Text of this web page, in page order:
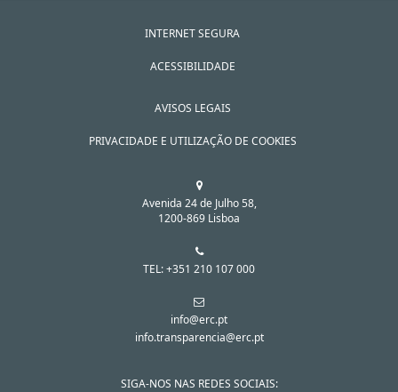
INTERNET SEGURA
ACESSIBILIDADE
AVISOS LEGAIS
PRIVACIDADE E UTILIZAÇÃO DE COOKIES
Avenida 24 de Julho 58,
1200-869 Lisboa
TEL: +351 210 107 000
info@erc.pt
info.transparencia@erc.pt
SIGA-NOS NAS REDES SOCIAIS: